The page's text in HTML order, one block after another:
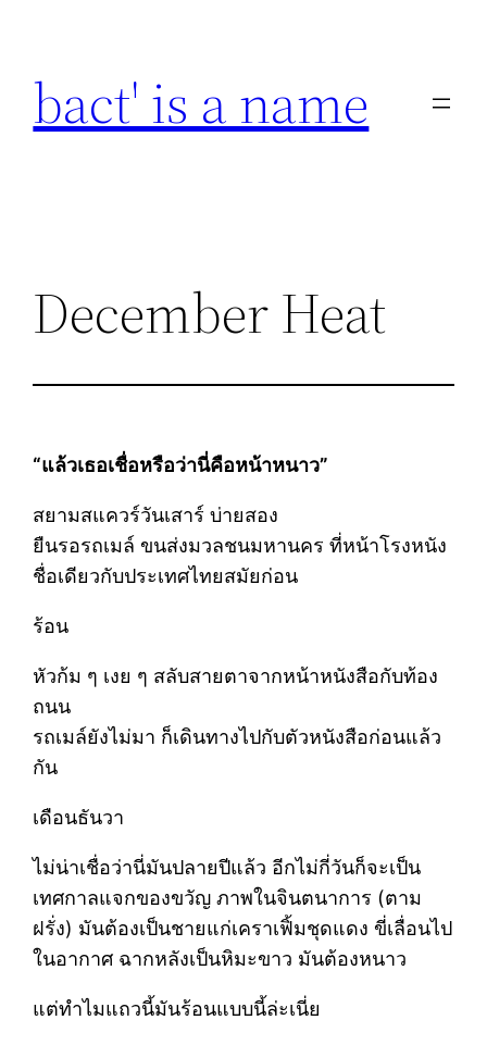
content
bact' is a name
December Heat
“แล้วเธอเชื่อหรือว่านี่คือหน้าหนาว”
สยามสแควร์วันเสาร์ บ่ายสอง
ยืนรอรถเมล์ ขนส่งมวลชนมหานคร ที่หน้าโรงหนัง
ชื่อเดียวกับประเทศไทยสมัยก่อน
ร้อน
หัวก้ม ๆ เงย ๆ สลับสายตาจากหน้าหนังสือกับท้อง
ถนน
รถเมล์ยังไม่มา ก็เดินทางไปกับตัวหนังสือก่อนแล้ว
กัน
เดือนธันวา
ไม่น่าเชื่อว่านี่มันปลายปีแล้ว อีกไม่กี่วันก็จะเป็น
เทศกาลแจกของขวัญ ภาพในจินตนาการ (ตาม
ฝรั่ง) มันต้องเป็นชายแก่เคราเฟิ้มชุดแดง ขี่เลื่อนไป
ในอากาศ ฉากหลังเป็นหิมะขาว มันต้องหนาว
แต่ทำไมแถวนี้มันร้อนแบบนี้ล่ะเนี่ย